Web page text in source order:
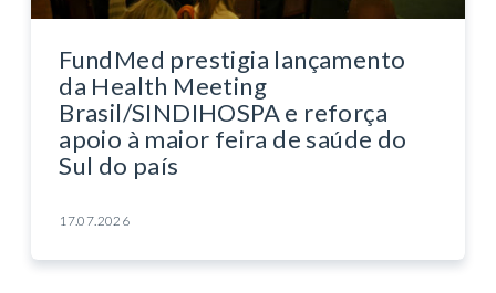
FundMed prestigia lançamento
da Health Meeting
Brasil/SINDIHOSPA e reforça
apoio à maior feira de saúde do
Sul do país
17.07.2026